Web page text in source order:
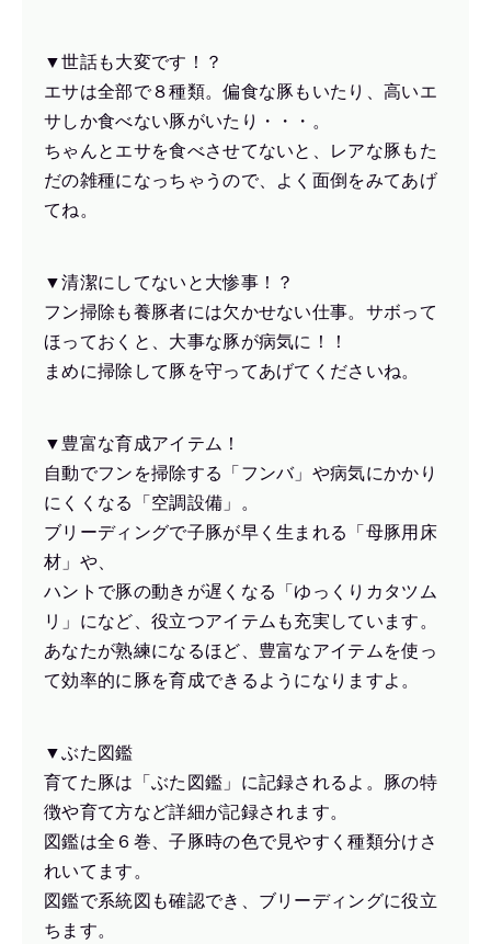
▼世話も大変です！？
エサは全部で８種類。偏食な豚もいたり、高いエ
サしか食べない豚がいたり・・・。
ちゃんとエサを食べさせてないと、レアな豚もた
だの雑種になっちゃうので、よく面倒をみてあげ
てね。
▼清潔にしてないと大惨事！？
フン掃除も養豚者には欠かせない仕事。サボって
ほっておくと、大事な豚が病気に！！
まめに掃除して豚を守ってあげてくださいね。
▼豊富な育成アイテム！
自動でフンを掃除する「フンバ」や病気にかかり
にくくなる「空調設備」。
ブリーディングで子豚が早く生まれる「母豚用床
材」や、
ハントで豚の動きが遅くなる「ゆっくりカタツム
リ」になど、役立つアイテムも充実しています。
あなたが熟練になるほど、豊富なアイテムを使っ
て効率的に豚を育成できるようになりますよ。
▼ぶた図鑑
育てた豚は「ぶた図鑑」に記録されるよ。豚の特
徴や育て方など詳細が記録されます。
図鑑は全６巻、子豚時の色で見やすく種類分けさ
れいてます。
図鑑で系統図も確認でき、ブリーディングに役立
ちます。